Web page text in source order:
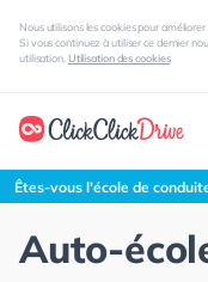
Nous utilisons les cookies pour
Si vous continuez à utiliser ce dernier
utilisation. Utilisation des cookies
Êtes-vous l'école de
Auto-